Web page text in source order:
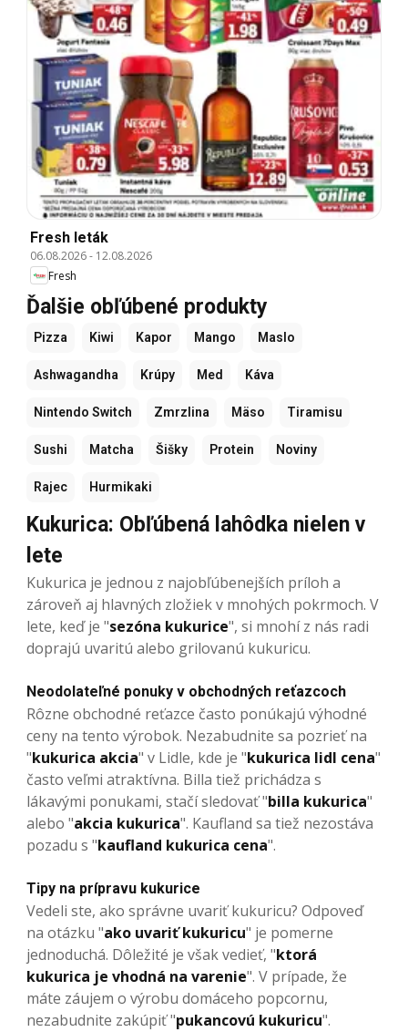
Fresh leták
06.08.2026- 12.08.2026
Fresh
Ďalšie obľúbené produkty
Pizza Kiwi Kapor Mango Maslo
Ashwagandha Krúpy Med Káva
Nintendo Switch Zmrzlina Mäso Tiramisu
Sushi Matcha Šišky Protein Noviny
Rajec Hurmikaki
Kukurica: Obľúbená lahôdka nielen v
lete
Kukurica je jednou z najobľúbenejších príloh a
zároveň aj hlavných zložiek v mnohých pokrmoch. V
lete, keď je "sezóna kukurice", si mnohí z nás radi
doprajú uvaritú alebo grilovanú kukuricu.
Neodolateľné ponuky v obchodných reťazcoch
Rôzne obchodné reťazce často ponúkajú výhodné
ceny na tento výrobok. Nezabudnite sa pozrieť na
"kukurica akcia" v Lidle, kde je "kukurica lidl cena"
často veľmi atraktívna. Billa tiež prichádza s
lákavými ponukami, stačí sledovať "billa kukurica"
alebo "akcia kukurica". Kaufland sa tiež nezostáva
pozadu s "kaufland kukurica cena".
Tipy na prípravu kukurice
Vedeli ste, ako správne uvariť kukuricu? Odpoveď
na otázku "ako uvariť kukuricu" je pomerne
jednoduchá. Dôležité je však vedieť, "ktorá
kukurica je vhodná na varenie". V prípade, že
máte záujem o výrobu domáceho popcornu,
nezabudnite zakúpiť "pukancovú kukuricu".